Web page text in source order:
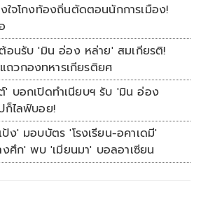
ใจโกงท้องถิ่นตัดตอนนักการเมือง!
อนรับ 'มิน อ่อง หล่าย' สมเกียรติ!
ถวกองทหารเกียรติยศ
' บอกเปิดทำเนียบฯ รับ 'มิน อ่อง
ก็ไลฟ์บอย!
ง' มอบบัตร 'โรงเรียน-อคาเดมี'
งศึก' พบ 'เมียนมา' บอลอาเซียน